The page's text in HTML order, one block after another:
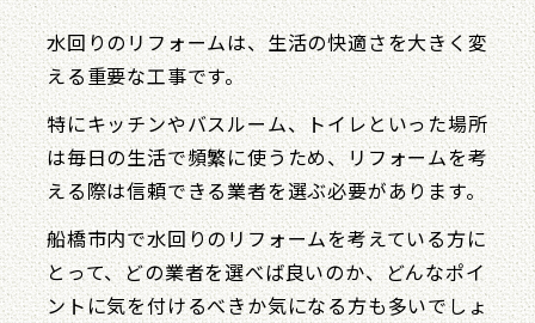
水回りのリフォームは、生活の快適さを大きく変
える重要な工事です。
特にキッチンやバスルーム、トイレといった場所
は毎日の生活で頻繁に使うため、リフォームを考
える際は信頼できる業者を選ぶ必要があります。
船橋市内で水回りのリフォームを考えている方に
とって、どの業者を選べば良いのか、どんなポイ
ントに気を付けるべきか気になる方も多いでしょ